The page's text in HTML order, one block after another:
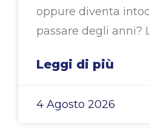
oppure diventa
passare degli anni?
Leggi di più
4 Agosto 2026